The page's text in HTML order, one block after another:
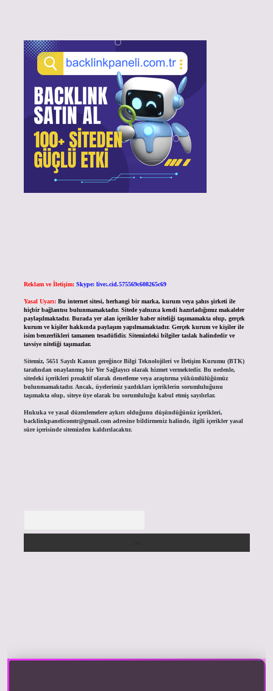
Reklam ve İletişim: Skype: live:.cid.575569c608265c69
Yasal Uyarı: Bu internet sitesi, herhangi bir marka, kurum veya şahıs şirketi ile
hiçbir bağlantısı bulunmamaktadır. Sitede yalnızca kendi hazırladığımız makaleler
paylaşılmaktadır. Burada yer alan içerikler haber niteliği taşımamakta olup, gerçek
kurum ve kişiler hakkında paylaşım yapılmamaktadır. Gerçek kurum ve kişiler ile
isim benzerlikleri tamamen tesadüfidir. Sitemizdeki bilgiler taslak halindedir ve
tavsiye niteliği taşımazlar.
Sitemiz, 5651 Sayılı Kanun gereğince Bilgi Teknolojileri ve İletişim Kurumu (BTK)
tarafından onaylanmış bir Yer Sağlayıcı olarak hizmet vermektedir. Bu nedenle,
sitedeki içerikleri proaktif olarak denetleme veya araştırma yükümlülüğümüz
bulunmamaktadır. Ancak, üyelerimiz yazdıkları içeriklerin sorumluluğunu
taşımakta olup, siteye üye olarak bu sorumluluğu kabul etmiş sayılırlar.
Hukuka ve yasal düzenlemelere aykırı olduğunu düşündüğünüz içerikleri,
backlinkpanelicomtr@gmail.comadresine bildirmeniz halinde, ilgili içerikler yasal
süre içerisinde sitemizden kaldırılacaktır.